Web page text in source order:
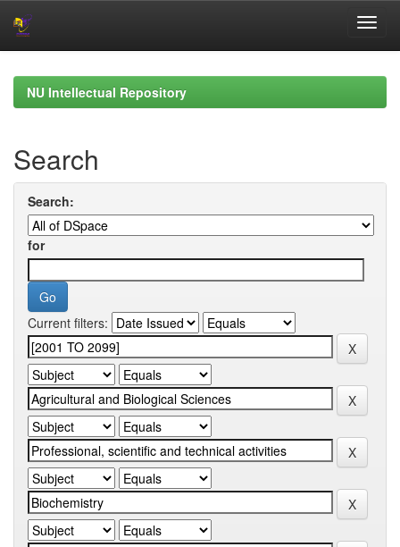
navigationNU Intellectual Repository
Search
Search:
for
Current filters: